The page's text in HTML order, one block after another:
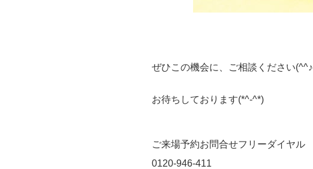
ぜひこの機会に、ご相談ください(^^♪
お待ちしております(*^-^*)
ご来場予約お問合せフリーダイヤル
0120-946-411